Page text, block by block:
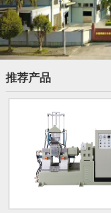
推荐产品